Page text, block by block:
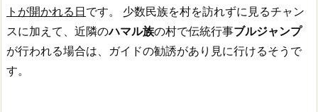
トが開かれる日 です。
少数民族を村を訪れずに見るチャン
スに加えて、近隣のハマル族の村で伝統行事ブルジャンプ
が行われる場合は、ガイドの勧誘があり見に行けるそうで
す。